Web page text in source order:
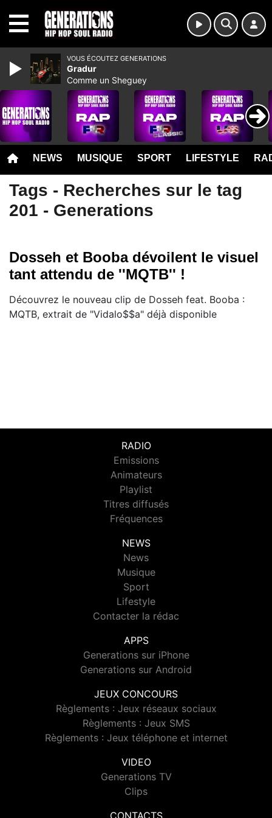
NEWS MUSIQUE SPORT LIFESTYLE
Tags - Recherches sur le tag
201 - Generations
Dosseh et Booba dévoilent le visuel
tant attendu de ''MQTB'' !
Découvrez le nouveau clip de Dosseh feat. Booba :
MQTB, extrait de "Vidalo$$a" déjà disponible
RADIO
Emissions
Animateurs
Playlist
Titres diffusés
Fréquences
NEWS
News
Musique
Sport
Lifestyle
Contacter la rédac
APPS
Generations sur iPhone
Generations sur Android
JEUX CONCOURS
Règlements : Jeux réseaux sociaux
Règlements : Jeux SMS
Règlements : Jeux téléphone et internet
VIDEO
Generations TV
Clips
VOUS ÉCOUTEZ GENERATIONS
Gradur
Comme un Sheguey